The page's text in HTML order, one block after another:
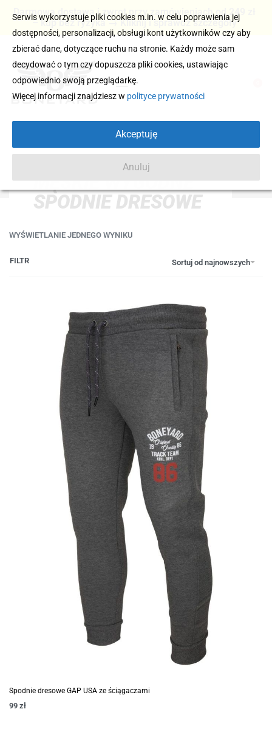
Darmowa dostawa i zwrot przy zamówieniach od 249 zł
– kup bez ryzyka → Kliknij i sprawdź szczegóły
MĘSKIE WYGODNE
SPODNIE DRESOWE
WYŚWIETLANIE JEDNEGO WYNIKU
Sortuj od najnowszych
FILTR
Spodnie dresowe GAP USA ze ściągaczami
99 zł
Serwis wykorzystuje pliki cookies m.in. w celu poprawienia jej
dostępności, personalizacji, obsługi kont użytkowników czy aby
zbierać dane, dotyczące ruchu na stronie. Każdy może sam
decydować o tym czy dopuszcza pliki cookies, ustawiając
odpowiednio swoją przeglądarkę.
Więcej informacji znajdziesz w polityce prywatności
Akceptuję
Anuluj